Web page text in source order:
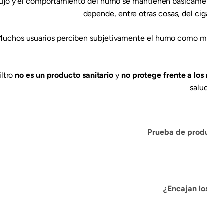
depende, entre otras cosas, del
usuarios perciben subjetivamente el humo como
no es un producto sanitario y no protege frente a los
Prueba de
¿Encajan